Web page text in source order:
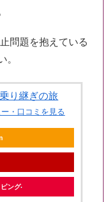
問題を抱えている
。
り継ぎの旅
・口コミを見る
ング